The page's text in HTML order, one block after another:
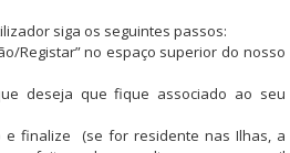
siga os seguintes passos:
Registar” no espaço superior do nosso
deseja que fique associado ao seu
e finalize (se for residente nas Ilhas, a